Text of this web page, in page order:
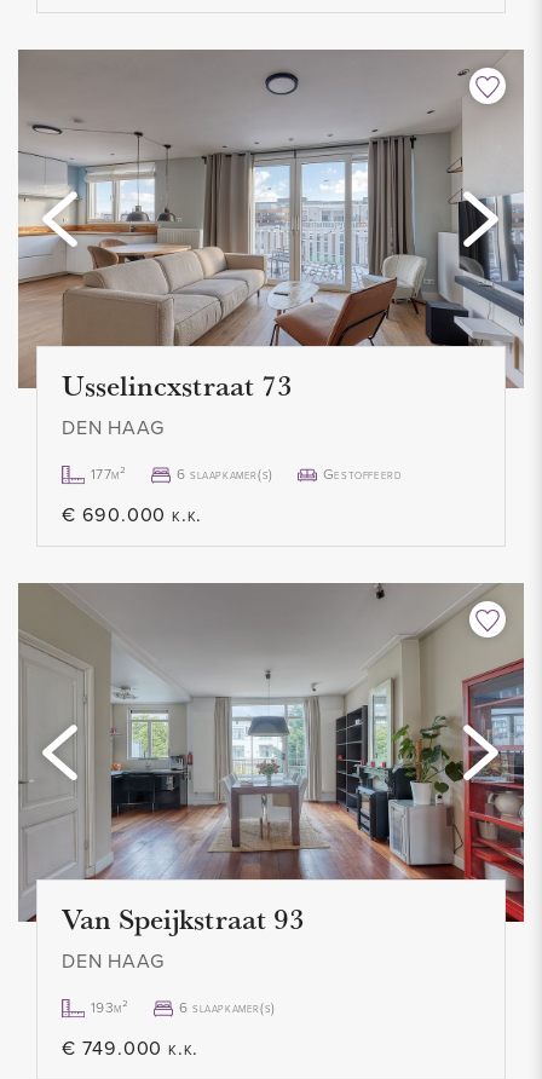
Usselincxstraat 73
DEN HAAG
177m² 6 slaapkamer(s) Gestoffeerd
€ 690.000 k.k.
Van Speijkstraat 93
DEN HAAG
193m² 6 slaapkamer(s)
€ 749.000 k.k.